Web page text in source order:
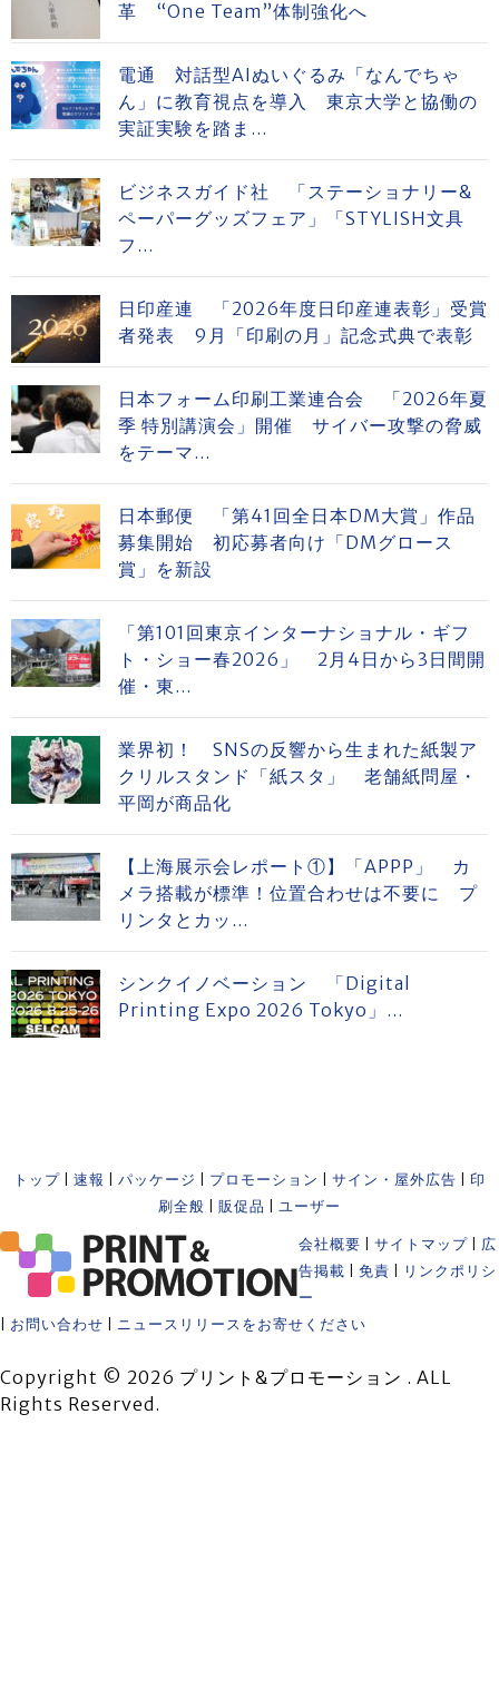
革 “One Team”体制強化へ
電通 対話型AIぬいぐるみ「なんでちゃ
ん」に教育視点を導入 東京大学と協働の
実証実験を踏ま...
ビジネスガイド社 「ステーショナリー&
ペーパーグッズフェア」「STYLISH文具
フ...
日印産連 「2026年度日印産連表彰」受賞
者発表 9月「印刷の月」記念式典で表彰
日本フォーム印刷工業連合会 「2026年夏
季 特別講演会」開催 サイバー攻撃の脅威
をテーマ...
日本郵便 「第41回全日本DM大賞」作品
募集開始 初応募者向け「DMグロース
賞」を新設
「第101回東京インターナショナル・ギフ
ト・ショー春2026」 2月4日から3日間開
催・東...
業界初！ SNSの反響から生まれた紙製ア
クリルスタンド「紙スタ」 老舗紙問屋・
平岡が商品化
【上海展示会レポート①】「APPP」 カ
メラ搭載が標準！位置合わせは不要に プ
リンタとカッ...
シンクイノベーション 「Digital
Printing Expo 2026 Tokyo」...
トップ 速報 パッケージ プロモーション サイン・屋外広告
印
刷全般
販促品 ユーザー
会社概要 サイトマップ
広
告掲載
免責
リンクポリシ
ー
お問い合わせ ニュースリリースをお寄せください
Copyright © 2026 プリント&プロモーション . ALL
Rights Reserved.